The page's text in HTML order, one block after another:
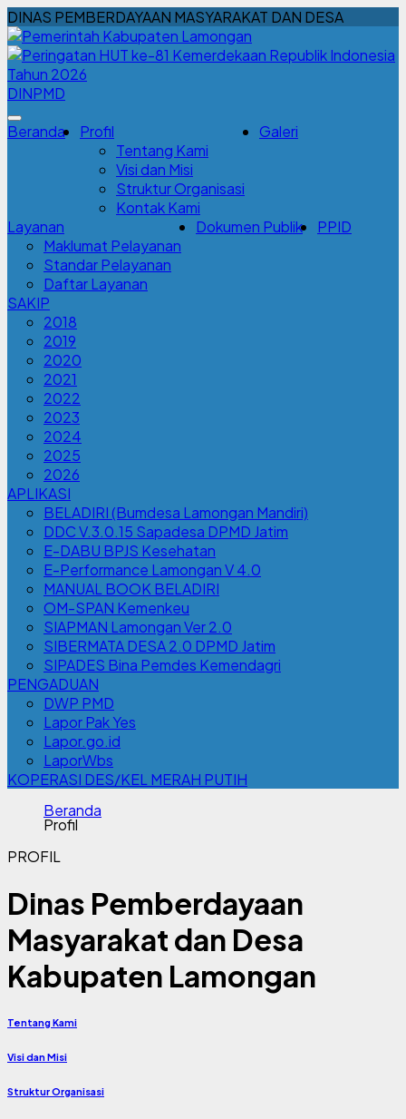
DINAS PEMBERDAYAAN MASYARAKAT DAN DESA
DINPMD
Beranda
Profil
Tentang Kami
Visi dan Misi
Struktur Organisasi
Kontak Kami
Galeri
Layanan
Maklumat Pelayanan
Standar Pelayanan
Daftar Layanan
Dokumen Publik PPID
SAKIP
2018
2019
2020
2021
2022
2023
2024
2025
2026
APLIKASI
BELADIRI (Bumdesa Lamongan Mandiri)
DDC V.3.0.15 Sapadesa DPMD Jatim
E-DABU BPJS Kesehatan
E-Performance Lamongan V 4.0
MANUAL BOOK BELADIRI
OM-SPAN Kemenkeu
SIAPMAN Lamongan Ver 2.0
SIBERMATA DESA 2.0 DPMD Jatim
SIPADES Bina Pemdes Kemendagri
PENGADUAN
DWP PMD
Lapor Pak Yes
Lapor.go.id
LaporWbs
KOPERASI DES/KEL MERAH PUTIH
Beranda
Profil
PROFIL
Dinas Pemberdayaan
Masyarakat dan Desa
Kabupaten Lamongan
Tentang Kami
Visi dan Misi
Struktur Organisasi